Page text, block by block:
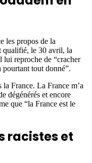
les propos de la
qualifié, le 30 avril, la
lui reproche de “cracher
pourtant tout donné”.
France. La France m’a
dégénérés et encore
que “la France est le
racistes et